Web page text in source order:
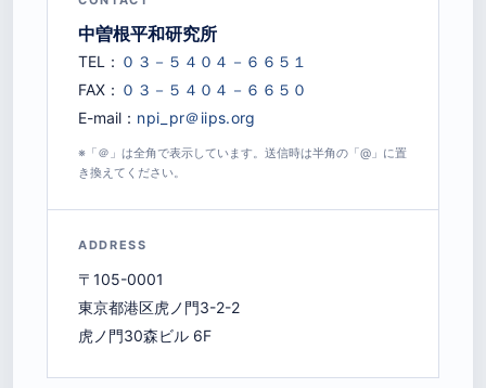
中曽根平和研究所
TEL：
FAX：
E-mail：
※「＠」は全角で表示しています。送信時は半角の「@」に置
き換えてください。
ADDRESS
〒105-0001
東京都港区虎ノ門3-2-2
虎ノ門30森ビル 6F